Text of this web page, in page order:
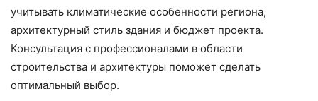
учитывать климатические особенности региона,
архитектурный стиль здания и бюджет проекта.
Консультация с профессионалами в области
строительства и архитектуры поможет сделать
оптимальный выбор.